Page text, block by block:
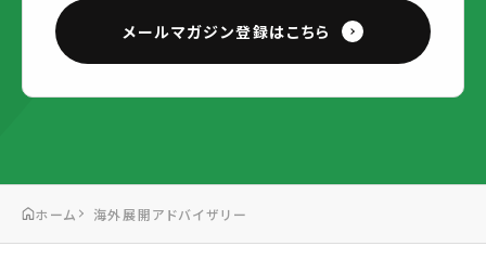
メールマガジン登録はこちら
ホーム 海外展開アドバイザリー